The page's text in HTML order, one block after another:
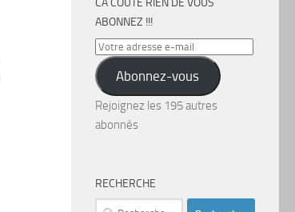
CA COÛTE RIEN DE VOUS
ABONNEZ !!!
Votre
adresse
e-
mail
Abonnez-vous
Rejoignez les 195 autres
abonnés
RECHERCHE
Rechercher :